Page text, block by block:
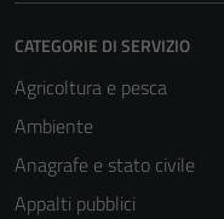
CATEGORIE DI SERVIZIO
Agricoltura e pesca
Ambiente
Anagrafe e stato civile
Appalti pubblici